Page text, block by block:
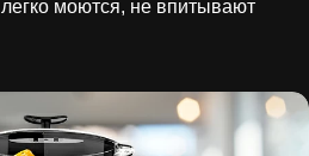
моются, не впитывают